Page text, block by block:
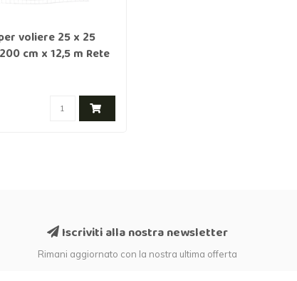
voliere 25 x 25
cm x 12,5 m Rete
Iscriviti alla nostra newsletter
Rimani aggiornato con la nostra ultima offerta